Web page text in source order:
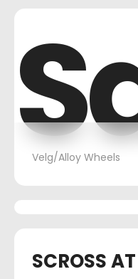
Velg/Alloy Wheels
SCROSS